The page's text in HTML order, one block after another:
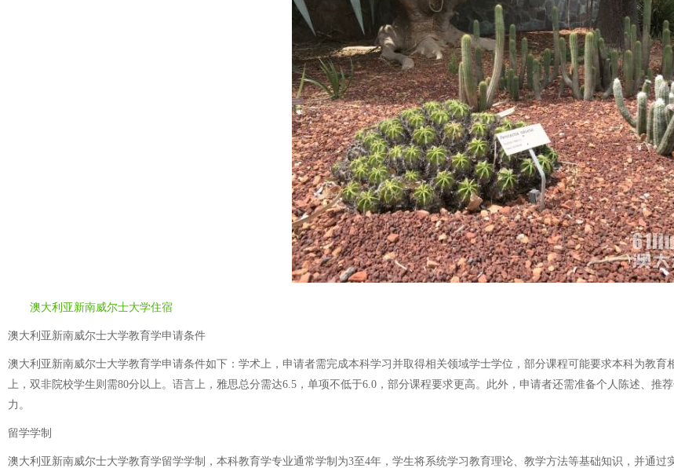
澳大利亚新南威尔士大学住宿
澳大利亚新南威尔士大学教育学申请条件
澳大利亚新南威尔士大学教育学申请条件如下：学术上，申请者需完成本科学习并取得相关领域学士学位，部分课程可能要求本科为教
上，双非院校学生则需80分以上。语言上，雅思总分需达6.5，单项不低于6.0，部分课程要求更高。此外，申请者还需准备个人陈述、
力。
留学学制
澳大利亚新南威尔士大学教育学留学学制，本科教育学专业通常学制为3至4年，学生将系统学习教育理论、教学方法等基础知识，并通